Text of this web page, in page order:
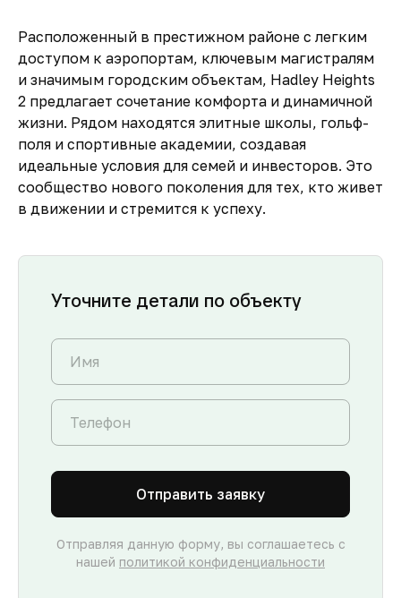
Расположенный в престижном районе с легким
доступом к аэропортам, ключевым магистралям
и значимым городским объектам, Hadley Heights
2 предлагает сочетание комфорта и динамичной
жизни. Рядом находятся элитные школы, гольф-
поля и спортивные академии, создавая
идеальные условия для семей и инвесторов. Это
сообщество нового поколения для тех, кто живет
в движении и стремится к успеху.
Уточните детали по объекту
Отправить заявку
Отправляя данную форму, вы соглашаетесь с
нашей политикой конфиденциальности